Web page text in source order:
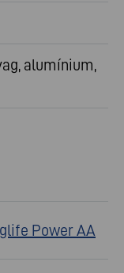
alumínium,
Power AA